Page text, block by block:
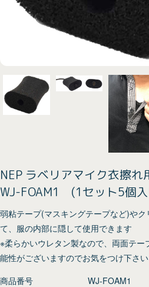
NEP ラベリアマイク衣擦
WJ-FOAM1 (1セット5個
弱粘テープ(マスキングテープなど)や
て、服の内部に隠して使用できます
※柔らかいウレタン製なので、両面テ
能性がございますのでお気をつけ下さい
商品番号
WJ-FOAM1